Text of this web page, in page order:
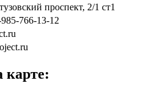
проспект, 2/1 ст1
766-13-12
карте: